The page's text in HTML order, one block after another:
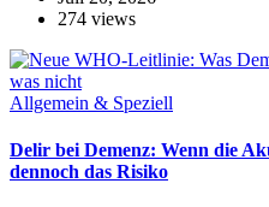
274 views
Allgemein & Speziell
Delir bei Demenz: Wenn die
dennoch das Risiko